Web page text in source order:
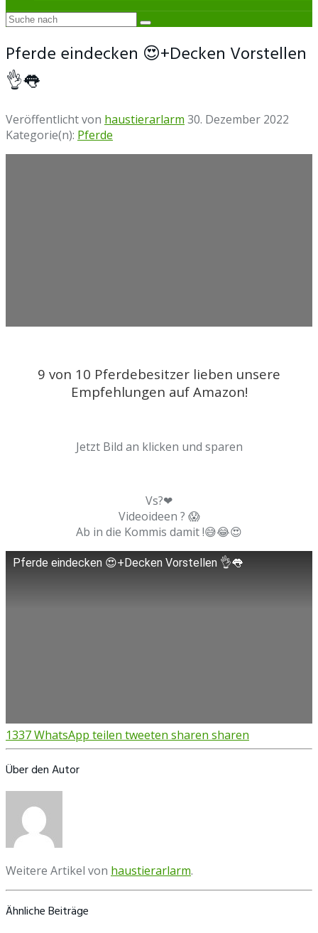
Pferde eindecken 😍+Decken Vorstellen
👌👅
Veröffentlicht von haustierarlarm 30. Dezember 2022
Kategorie(n): Pferde
9 von 10 Pferdebesitzer lieben unsere
Empfehlungen auf Amazon!
Jetzt Bild an klicken und sparen
Vs?❤
Videoideen ? 😱
Ab in die Kommis damit !😅😂😍
Pferde eindecken 😍+Decken Vorstellen 👌👅
1337WhatsApp teilen tweeten sharen sharen
Über den Autor
Weitere Artikel von haustierarlarm.
Ähnliche Beiträge